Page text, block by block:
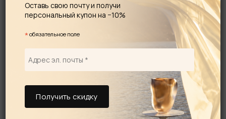
Оставь свою почту и получи
персональный купон на −10%
* обязательное поле